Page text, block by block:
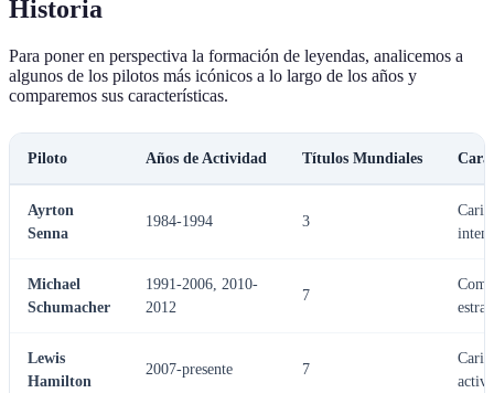
Historia
Para poner en perspectiva la formación de leyendas, analicemos a
algunos de los pilotos más icónicos a lo largo de los años y
comparemos sus características.
Piloto Años de Actividad Títulos Mundiales
Ayrton
Senna
1984-1994 3
Michael
Schumacher
1991-2006, 2010-
2012
7
Lewis
Hamilton
2007-presente 7